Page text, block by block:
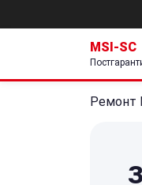
MSI-SC
Ремонт